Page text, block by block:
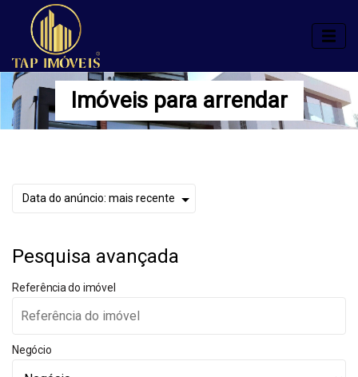
Imóveis para arrendar
Pesquisa avançada
Referência do imóvel
Negócio